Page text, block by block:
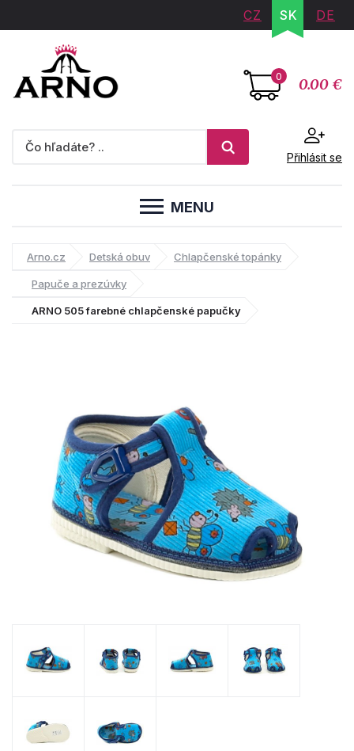
CZ SK DE
0 0.00 €
Přihlásit se
MENU
Arno.cz Detská obuv Chlapčenské topánky
Papuče a prezúvky
ARNO 505 farebné chlapčenské papučky